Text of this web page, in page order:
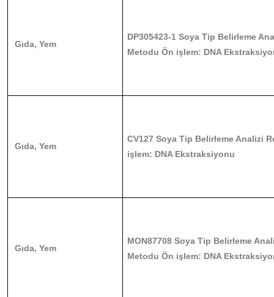
Gıda, Yem
DP305423-1 Soya Tip Belirleme
Metodu Ön işlem: DNA
Gıda, Yem
CV127 Soya Tip Belirleme Analizi
işlem: DNA Ekstraksiyonu
Gıda, Yem
MON87708 Soya Tip Belirleme
Metodu Ön işlem: DNA